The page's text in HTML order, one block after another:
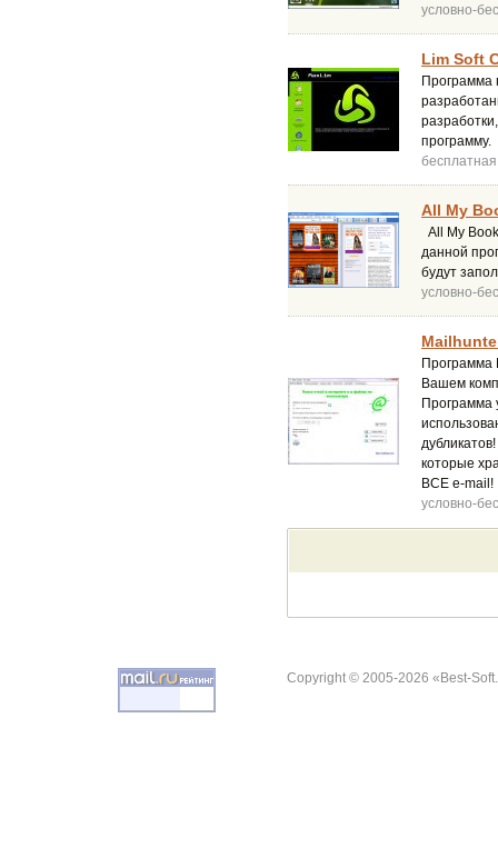
условно-
Lim Soft
Программа
программу.
бесплатная
All My
All My
данной
будут
условно-
Программа
Вашем
Программа
которые
ВСЕ e-mail!
условно-
Copyright © 2005-2026 «Best-